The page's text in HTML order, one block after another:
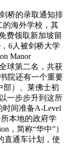
桥的录取通知排
的海外学校，其
费领取新加坡留
6人被剑桥大学
Manor
球第二名，共获
院还有一个重要
部）、莱佛士初
一步步升到这所
间准备A-Level
本地的政府学
，简称“华中”）
直通车计划，使